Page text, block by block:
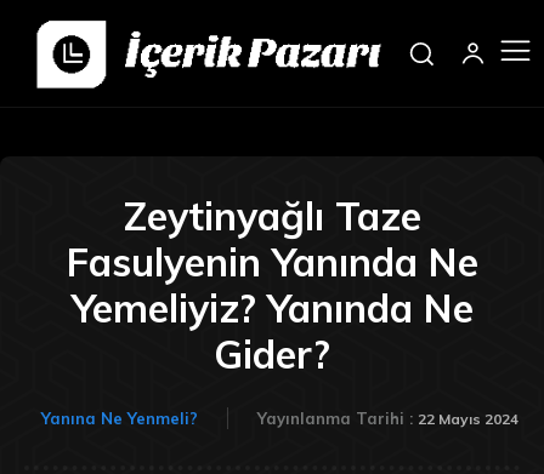
Zeytinyağlı Taze
Fasulyenin Yanında Ne
Yemeliyiz? Yanında Ne
Gider?
Yanına Ne Yenmeli? Yayınlanma Tarihi : 22 Mayıs 2024